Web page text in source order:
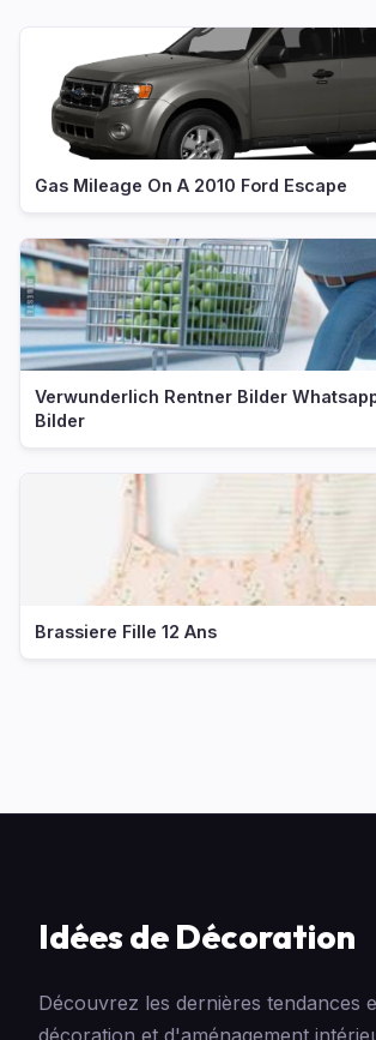
Gas Mileage On A 2010 Ford Escape
Verwunderlich Rentner Bilder
Bilder
Brassiere Fille 12 Ans
Idées de Décoration
Découvrez les dernières tendances